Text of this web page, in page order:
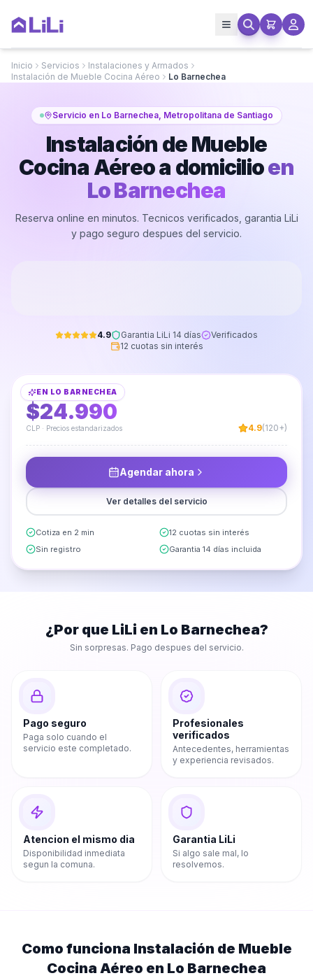
Inicio Servicios
Instalaciones y Armados
Instalación de Mueble Cocina Aéreo
Lo Barnechea
Servicio en Lo Barnechea, Metropolitana de Santiago
Instalación de Mueble
Cocina Aéreo a domicilioen
Lo Barnechea
Reserva online en minutos. Tecnicos verificados, garantia LiLi
y pago seguro despues del servicio.
4.9 Garantia LiLi 14 días
Verificados
12 cuotas sin interés
EN LO BARNECHEA
DESDE
$24.990
CLP · Precios estandarizados 4.9(120+)
Agendar ahora
Ver detalles del servicio
Cotiza en 2 min
12 cuotas sin interés
Sin registro
Garantia 14 días incluida
¿Por que LiLi en Lo Barnechea?
Sin sorpresas. Pago despues del servicio.
Pago seguro
Paga solo cuando el
servicio este completado.
Profesionales
verificados
Antecedentes, herramientas
y experiencia revisados.
Atencion el mismo dia
Disponibilidad inmediata
segun la comuna.
Garantia LiLi
Si algo sale mal, lo
resolvemos.
Como funciona Instalación de Mueble
Cocina Aéreo en Lo Barnechea